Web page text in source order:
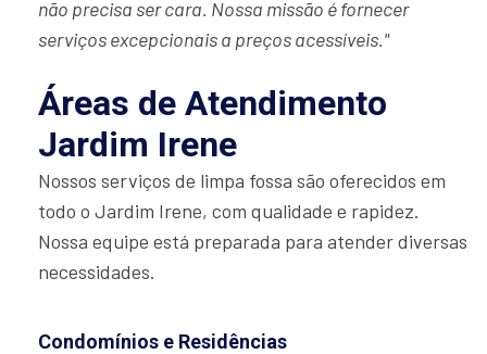
não precisa ser cara. Nossa missão é fornecer
serviços excepcionais a preços acessíveis."
Áreas de Atendimento
Jardim Irene
Nossos serviços de limpa fossa são oferecidos em
todo o Jardim Irene, com qualidade e rapidez.
Nossa equipe está preparada para atender diversas
necessidades.
Condomínios e Residências